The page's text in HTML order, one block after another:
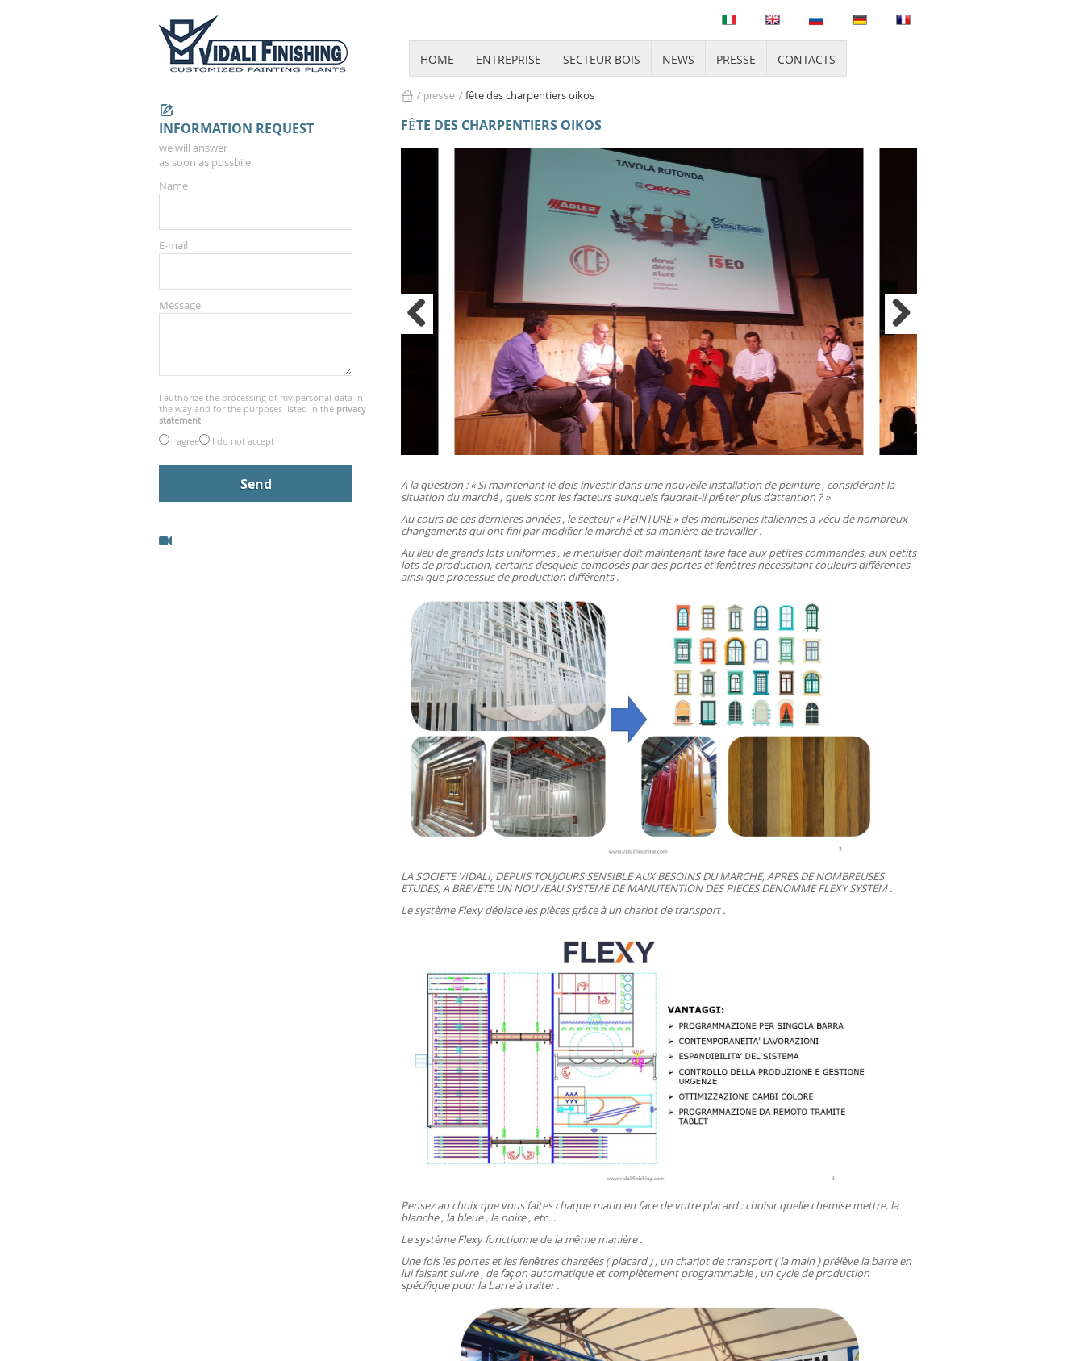
HOME ENTREPRISE SECTEUR BOIS NEWS PRESSE CONTACTS
home
presse fête des charpentiers oikos
FÊTE DES CHARPENTIERS OIKOS
A la question : « Si maintenant je dois investir dans une nouvelle installation de peinture , considérant la
situation du marché , quels sont les facteurs auxquels faudrait-il prêter plus d’attention ? »
Au cours de ces dernières années , le secteur « PEINTURE » des menuiseries italiennes a vécu de nombreux
changements qui ont fini par modifier le marché et sa manière de travailler .
Au lieu de grands lots uniformes , le menuisier doit maintenant faire face aux petites commandes, aux petits
lots de production, certains desquels composés par des portes et fenêtres nécessitant couleurs différentes
ainsi que processus de production différents .
LA SOCIETE VIDALI, DEPUIS TOUJOURS SENSIBLE AUX BESOINS DU MARCHE, APRES DE NOMBREUSES
ETUDES, A BREVETE UN NOUVEAU SYSTEME DE MANUTENTION DES PIECES DENOMME FLEXY SYSTEM .
Le système Flexy déplace les pièces grâce à un chariot de transport .
Pensez au choix que vous faites chaque matin en face de votre placard : choisir quelle chemise mettre, la
blanche , la bleue , la noire , etc…
Le système Flexy fonctionne de la même manière .
Une fois les portes et les fenêtres chargées ( placard ) , un chariot de transport ( la main ) prélève la barre en
lui faisant suivre , de façon automatique et complètement programmable , un cycle de production
spécifique pour la barre à traiter .
INFORMATION REQUEST
we will answer
as soon as possbile.
Name
E-mail
Message
I authorize the processing of my personal data in
the way and for the purposes listed in the privacy
statement.
I agree
I do not accept